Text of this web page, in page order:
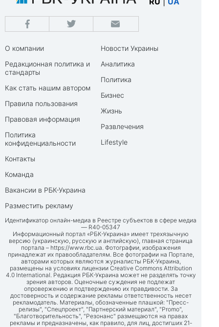
О компании
Редакционная политика и
стандарты
Как стать нашим автором
Правила пользования
Правовая информация
Политика
конфиденциальности
Контакты
Команда
Вакансии в РБК-Украина
Разместить рекламу
Новости Украины
Аналитика
Политика
Бизнес
Жизнь
Развлечения
Lifestyle
Идентификатор онлайн-медиа в Реестре субъектов в сфере медиа
— R40-05347
Информационный портал «РБК-Украина» имеет трехязычную
версию (украинскую, русскую и английскую), главная страница
портала – https://www.rbc.ua. Фотографии, изображения
принадлежат их правообладателям. Все фотографии на Портале,
авторами которых являются журналисты РБК-Украина,
размещены на условиях лицензии Creative Commons Attribution
4.0 International. Редакция РБК-Украина может не разделять точку
зрения авторов. Оценочные суждения не подлежат
опровержению и подтверждению их правдивости. За
достоверность и содержание рекламы ответственность несет
рекламодатель. Материалы, обозначенные плашкой: "Пресс-
релизы", "Спецпроект", "Партнерский материал", "Promo",
"Благотворительность", "Резонанс" размещаются на правах
рекламы и предназначены, как правило, для лиц, достигших 21-